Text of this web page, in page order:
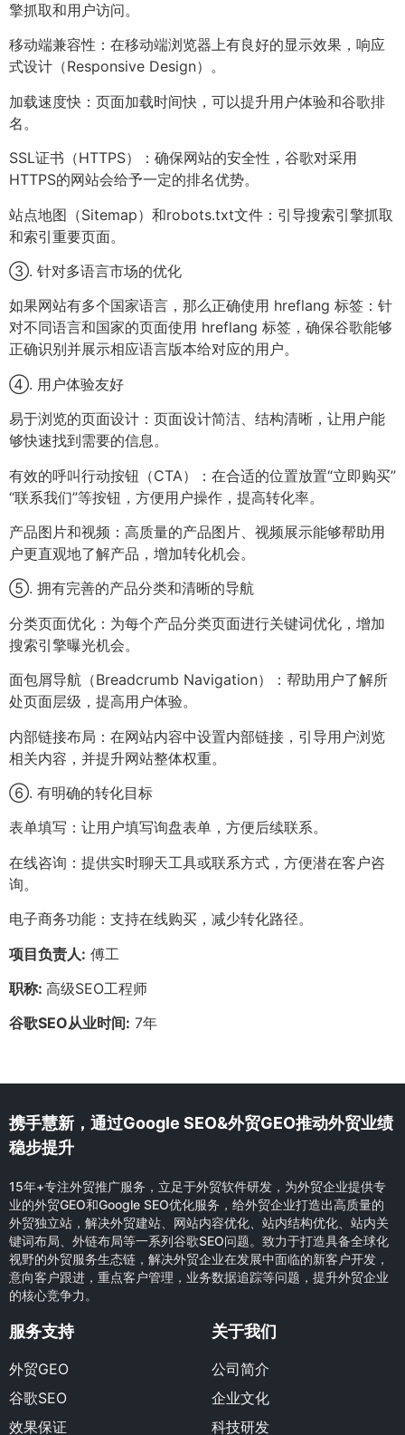
擎抓取和用户访问。
移动端兼容性：在移动端浏览器上有良好的显示效果，响应
式设计（Responsive Design）。
加载速度快：页面加载时间快，可以提升用户体验和谷歌排
名。
SSL证书（HTTPS）：确保网站的安全性，谷歌对采用
HTTPS的网站会给予一定的排名优势。
站点地图（Sitemap）和robots.txt文件：引导搜索引擎抓取
和索引重要页面。
③. 针对多语言市场的优化
如果网站有多个国家语言，那么正确使用 hreflang 标签：针
对不同语言和国家的页面使用 hreflang 标签，确保谷歌能够
正确识别并展示相应语言版本给对应的用户。
④. 用户体验友好
易于浏览的页面设计：页面设计简洁、结构清晰，让用户能
够快速找到需要的信息。
有效的呼叫行动按钮（CTA）：在合适的位置放置“立即购买”
“联系我们”等按钮，方便用户操作，提高转化率。
产品图片和视频：高质量的产品图片、视频展示能够帮助用
户更直观地了解产品，增加转化机会。
⑤. 拥有完善的产品分类和清晰的导航
分类页面优化：为每个产品分类页面进行关键词优化，增加
搜索引擎曝光机会。
面包屑导航（Breadcrumb Navigation）：帮助用户了解所
处页面层级，提高用户体验。
内部链接布局：在网站内容中设置内部链接，引导用户浏览
相关内容，并提升网站整体权重。
⑥. 有明确的转化目标
表单填写：让用户填写询盘表单，方便后续联系。
在线咨询：提供实时聊天工具或联系方式，方便潜在客户咨
询。
电子商务功能：支持在线购买，减少转化路径。
项目负责人: 傅工
职称: 高级SEO工程师
谷歌SEO从业时间: 7年
携手慧新，通过Google SEO&外贸GEO推动外贸业绩
稳步提升
15年+专注外贸推广服务，立足于外贸软件研发，为外贸企业提供专
业的外贸GEO和Google SEO优化服务，给外贸企业打造出高质量的
外贸独立站，解决外贸建站、网站内容优化、站内结构优化、站内关
键词布局、外链布局等一系列谷歌SEO问题。致力于打造具备全球化
视野的外贸服务生态链，解决外贸企业在发展中面临的新客户开发，
意向客户跟进，重点客户管理，业务数据追踪等问题，提升外贸企业
的核心竞争力。
服务支持
外贸GEO
谷歌SEO
效果保证
关于我们
公司简介
企业文化
科技研发